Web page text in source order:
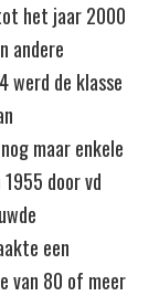
het jaar 2000
andere
werd de klasse
maar enkele
door vd
een
van 80 of meer